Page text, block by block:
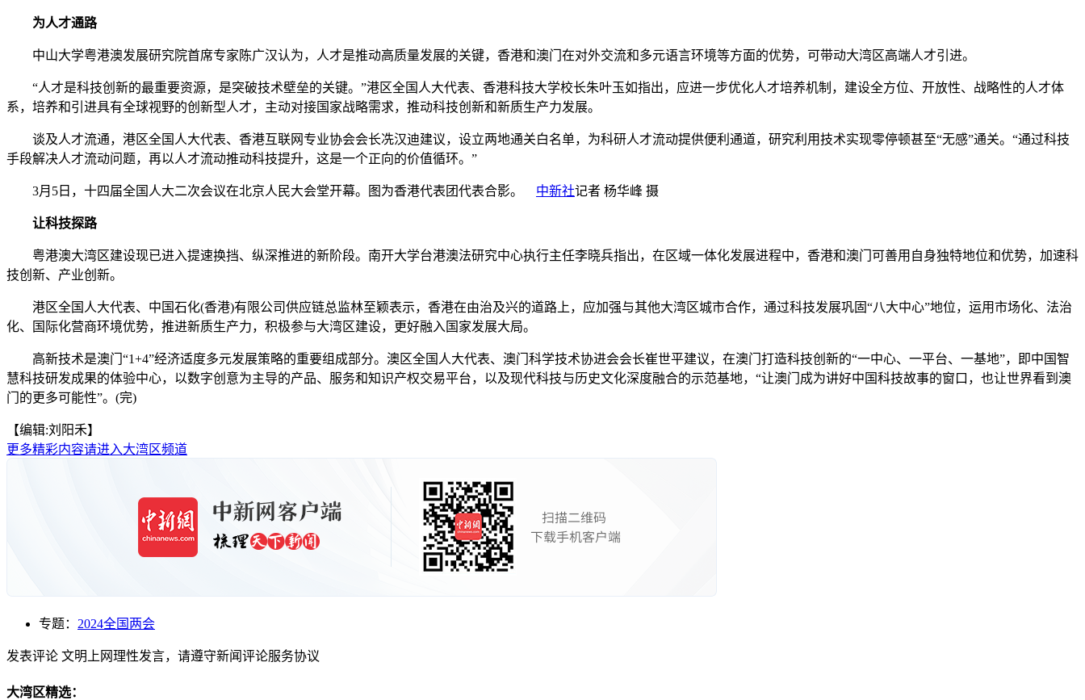
为人才通路
中山大学粤港澳发展研究院首席专家陈广汉认为，人才是推动高质量发展的关键，香港和澳门在对外交流和多元语言环境等方面的优势，可带动大湾区高端人才引进。
“人才是科技创新的最重要资源，是突破技术壁垒的关键。”港区全国人大代表、香港科技大学校长朱叶玉如指出，应进一步优化人才培养机制，建设全方位、开放性、战略性的人才体
系，培养和引进具有全球视野的创新型人才，主动对接国家战略需求，推动科技创新和新质生产力发展。
谈及人才流通，港区全国人大代表、香港互联网专业协会会长冼汉迪建议，设立两地通关白名单，为科研人才流动提供便利通道，研究利用技术实现零停顿甚至“无感”通关。“通过科技
手段解决人才流动问题，再以人才流动推动科技提升，这是一个正向的价值循环。”
3月5日，十四届全国人大二次会议在北京人民大会堂开幕。图为香港代表团代表合影。 中新社记者 杨华峰 摄
让科技探路
粤港澳大湾区建设现已进入提速换挡、纵深推进的新阶段。南开大学台港澳法研究中心执行主任李晓兵指出，在区域一体化发展进程中，香港和澳门可善用自身独特地位和优势，加速科
技创新、产业创新。
港区全国人大代表、中国石化(香港)有限公司供应链总监林至颖表示，香港在由治及兴的道路上，应加强与其他大湾区城市合作，通过科技发展巩固“八大中心”地位，运用市场化、法治
化、国际化营商环境优势，推进新质生产力，积极参与大湾区建设，更好融入国家发展大局。
高新技术是澳门“1+4”经济适度多元发展策略的重要组成部分。澳区全国人大代表、澳门科学技术协进会会长崔世平建议，在澳门打造科技创新的“一中心、一平台、一基地”，即中国智
慧科技研发成果的体验中心，以数字创意为主导的产品、服务和知识产权交易平台，以及现代科技与历史文化深度融合的示范基地，“让澳门成为讲好中国科技故事的窗口，也让世界看到澳
门的更多可能性”。(完)
【编辑:刘阳禾】
更多精彩内容请进入大湾区频道
专题： 2024全国两会
发表评论 文明上网理性发言，请遵守新闻评论服务协议
大湾区精选：